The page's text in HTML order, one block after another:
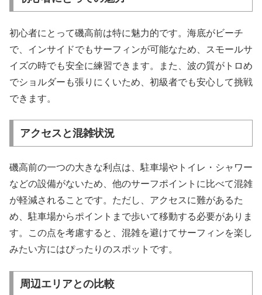
初心者にとって磯高前は特に魅力的です。海底がビーチ
で、インサイドでもサーフィンが可能なため、スモールサ
イズの時でも安全に練習できます。また、波の質がトロめ
でショルダーも張りにくいため、初級者でも安心して挑戦
できます。
アクセスと混雑状況
磯高前の一つの大きな利点は、駐車場やトイレ・シャワー
などの設備がないため、他のサーフポイントに比べて混雑
が軽減されることです。ただし、アクセスに難があるた
め、駐車場からポイントまで歩いて移動する必要がありま
す。この点を考慮すると、混雑を避けてサーフィンを楽し
みたい方にはぴったりのスポットです。
周辺エリアとの比較